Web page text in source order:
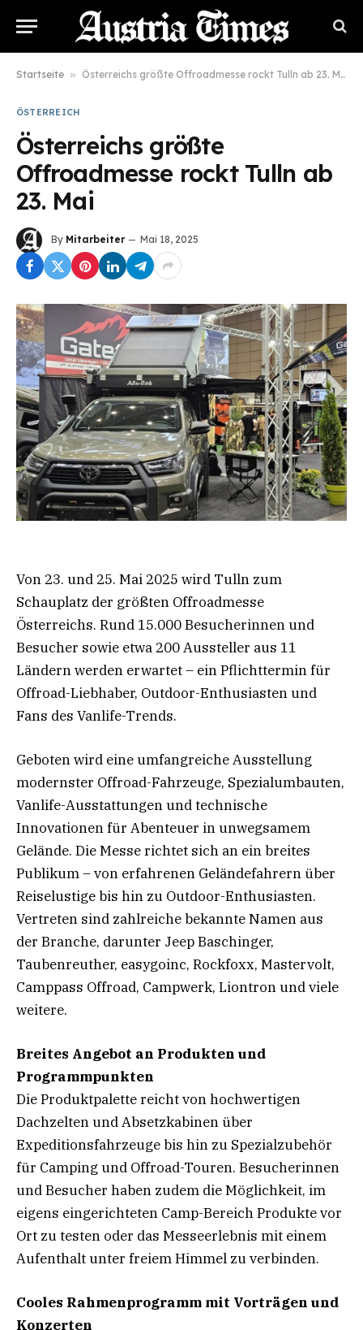
Startseite » Österreichs größte Offroadmesse rockt Tulln ab 23. Mai
ÖSTERREICH
Österreichs größte
Offroadmesse rockt Tulln ab
23. Mai
By Mitarbeiter Mai 18, 2025
Von 23. und 25. Mai 2025 wird Tulln zum
Schauplatz der größten Offroadmesse
Österreichs. Rund 15.000 Besucherinnen und
Besucher sowie etwa 200 Aussteller aus 11
Ländern werden erwartet – ein Pflichttermin für
Offroad-Liebhaber, Outdoor-Enthusiasten und
Fans des Vanlife-Trends.
Geboten wird eine umfangreiche Ausstellung
modernster Offroad-Fahrzeuge, Spezialumbauten,
Vanlife-Ausstattungen und technische
Innovationen für Abenteuer in unwegsamem
Gelände. Die Messe richtet sich an ein breites
Publikum – von erfahrenen Geländefahrern über
Reiselustige bis hin zu Outdoor-Enthusiasten.
Vertreten sind zahlreiche bekannte Namen aus
der Branche, darunter Jeep Baschinger,
Taubenreuther, easygoinc, Rockfoxx, Mastervolt,
Camppass Offroad, Campwerk, Liontron und viele
weitere.
Breites Angebot an Produkten und
Programmpunkten
Die Produktpalette reicht von hochwertigen
Dachzelten und Absetzkabinen über
Expeditionsfahrzeuge bis hin zu Spezialzubehör
für Camping und Offroad-Touren. Besucherinnen
und Besucher haben zudem die Möglichkeit, im
eigens eingerichteten Camp-Bereich Produkte vor
Ort zu testen oder das Messeerlebnis mit einem
Aufenthalt unter freiem Himmel zu verbinden.
Cooles Rahmenprogramm mit Vorträgen und
Konzerten